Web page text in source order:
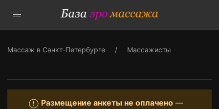
Массаж в Санкт-Петербурге Массажисты
Размещение анкеты не оплачено —